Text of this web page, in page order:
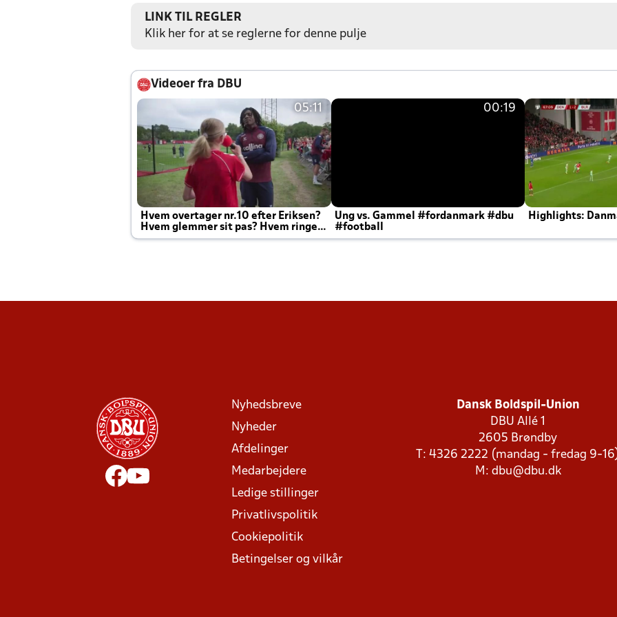
LINK TIL REGLER
Klik her for at se reglerne for denne pulje
Videoer fra DBU
05:11
Hvem overtager nr.10 efter Eriksen?
Hvem glemmer sit pas? Hvem ringer
Joachim altid til efter kampe?
00:19
Ung vs. Gammel #fordanmark #dbu
#football
Highlights:
Nyhedsbreve
Nyheder
Afdelinger
Medarbejdere
Ledige stillinger
Privatlivspolitik
Cookiepolitik
Betingelser og vilkår
Dansk Boldspil-Union
DBU Allé 1
2605 Brøndby
T: 4326 2222 (mandag - fredag 9-
M: dbu@dbu.dk